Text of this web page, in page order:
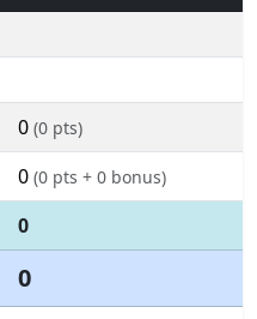
0 (0 pts)
0 (0 pts + 0 bonus)
0
0